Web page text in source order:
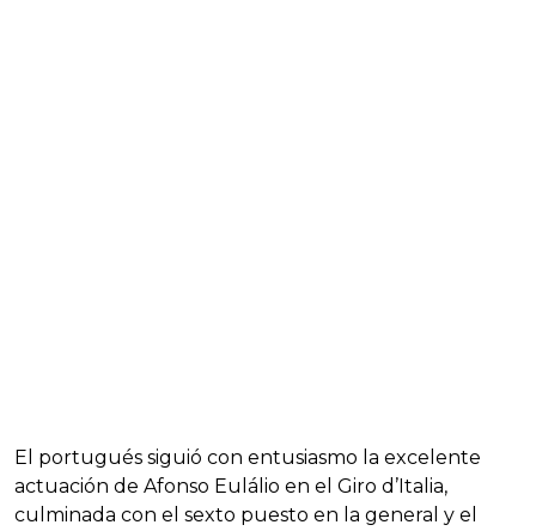
El portugués siguió con entusiasmo la excelente
actuación de Afonso Eulálio en el Giro d’Italia,
culminada con el sexto puesto en la general y el